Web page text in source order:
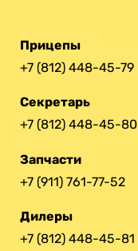
Прицепы
+7 (812) 448-45-79
Секретарь
+7 (812) 448-45-80
Запчасти
+7 (911) 761-77-52
Дилеры
+7 (812) 448-45-81